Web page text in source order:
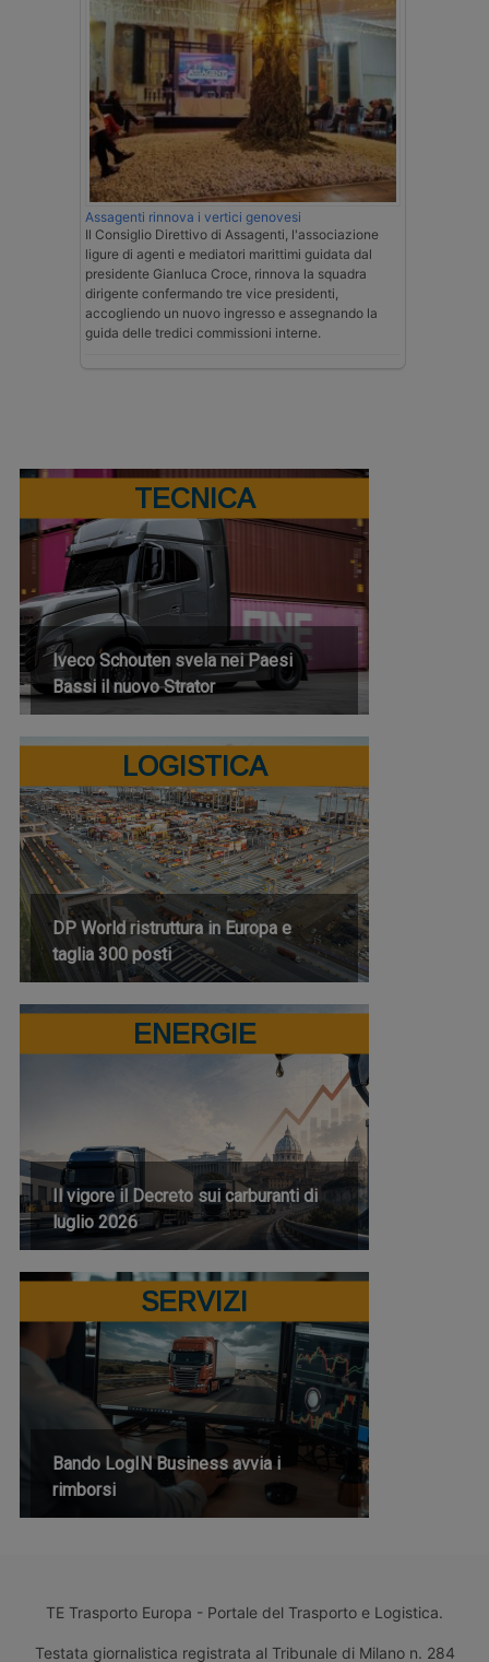
Assagenti rinnova i vertici genovesi
Il Consiglio Direttivo di Assagenti, l'associazione
ligure di agenti e mediatori marittimi guidata dal
presidente Gianluca Croce, rinnova la squadra
dirigente confermando tre vice presidenti,
accogliendo un nuovo ingresso e assegnando la
guida delle tredici commissioni interne.
TECNICA
Iveco Schouten svela nei Paesi
Bassi il nuovo Strator
LOGISTICA
DP World ristruttura in Europa e
taglia 300 posti
ENERGIE
Il vigore il Decreto sui carburanti di
luglio 2026
SERVIZI
Bando LogIN Business avvia i
rimborsi
TE Trasporto Europa - Portale del Trasporto e Logistica.
Testata giornalistica registrata al Tribunale di Milano n. 284